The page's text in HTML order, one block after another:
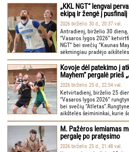
„KKL NGT“ lengvai
ekipą ir žengė į pusfinalį
2026 birželio 30 d., 20:37 val.
Antradienį, birželio 30
“Vasaros lygos 2026”
NGT” bei svečių “Kaunas
sėkmingiau pradėjo
Kovoje dėl patekimo į
Mayhem“ pergalė prieš
2026 birželio 25 d., 22:54 val.
Ketvirtadienį, birželio 25
“Vasaros lygos 2026”
bei svečių
aikštelės šeimininkai, kurie
M. Pažėros lemiamas
pergalę po pratęsimo
2026 birželio 25 d., 21:48 val.